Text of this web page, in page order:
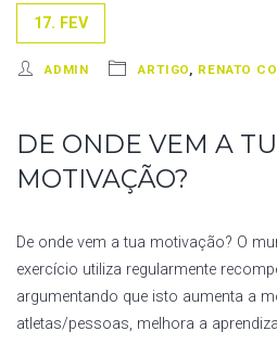
17. FEV
ADMIN ARTIGO, RENATO
DE ONDE VEM A
MOTIVAÇÃO?
De onde vem a tua motivação? O
exercício utiliza regularmente
argumentando que isto aumenta a
atletas/pessoas, melhora a